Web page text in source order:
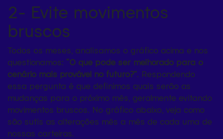
2- Evite movimentos
bruscos
Todos os meses, analisamos o gráfico acima e nos
questionamos: “O que pode ser melhorado para o
cenário mais provável no futuro?”. Respondendo
essa pergunta é que definimos quais serão as
mudanças para o próximo mês, geralmente evitando
movimentos bruscos. No gráfico abaixo, veja como
são sutis as alterações mês a mês de cada uma de
nossas carteiras.